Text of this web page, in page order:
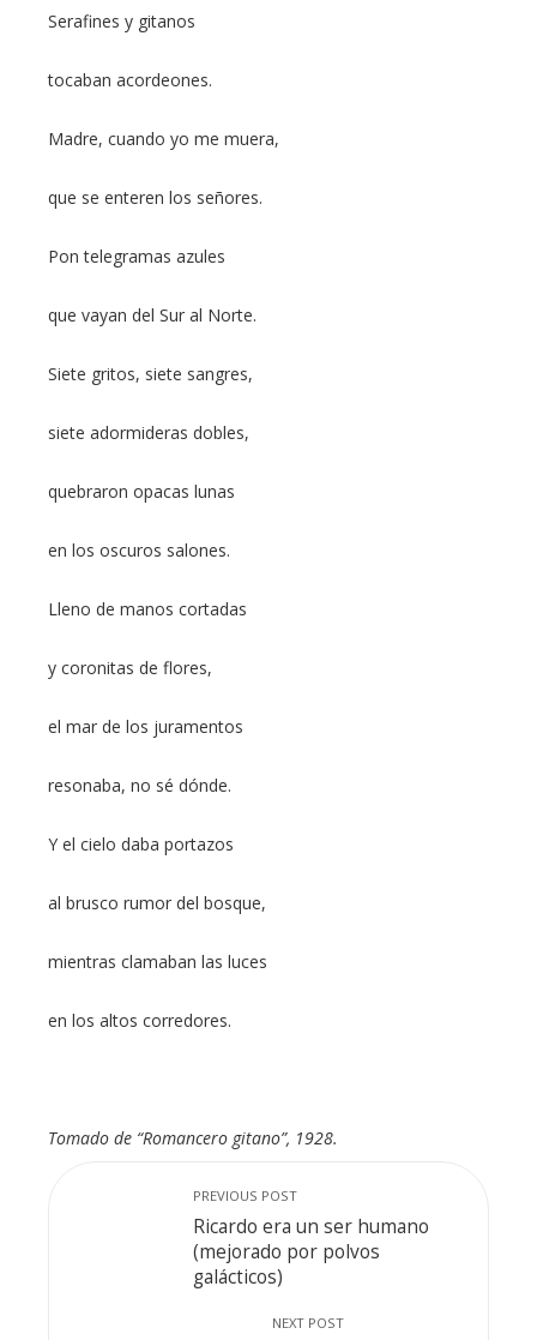
Serafines y gitanos
tocaban acordeones.
Madre, cuando yo me muera,
que se enteren los señores.
Pon telegramas azules
que vayan del Sur al Norte.
Siete gritos, siete sangres,
siete adormideras dobles,
quebraron opacas lunas
en los oscuros salones.
Lleno de manos cortadas
y coronitas de flores,
el mar de los juramentos
resonaba, no sé dónde.
Y el cielo daba portazos
al brusco rumor del bosque,
mientras clamaban las luces
en los altos corredores.
Tomado de “Romancero gitano”, 1928.
PREVIOUS POST
Ricardo era un ser humano
(mejorado por polvos
galácticos)
NEXT POST